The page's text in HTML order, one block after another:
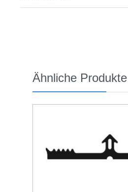
Produktgalerie überspringen
Ähnliche Produkte